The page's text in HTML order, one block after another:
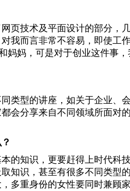
页技术及平面设计的部分，
我而言非常不容易，即使工
妈妈，可是对于创业这件事
类型的讲座，如关于企业、
会分享来自不同领域所面对
的知识，更要赶得上时代科
知识，甚至有很多不同类型
多重身份的女性要同时兼顾